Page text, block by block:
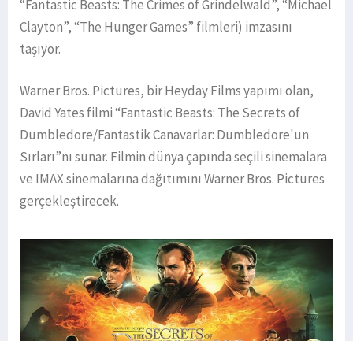
“Fantastic Beasts: The Crimes of Grindelwald”, “Michael
Clayton”, “The Hunger Games” filmleri) imzasını
taşıyor.
Warner Bros. Pictures, bir Heyday Films yapımı olan,
David Yates filmi “Fantastic Beasts: The Secrets of
Dumbledore/Fantastik Canavarlar: Dumbledore'un
Sırları”nı sunar. Filmin dünya çapında seçili sinemalara
ve IMAX sinemalarına dağıtımını Warner Bros. Pictures
gerçekleştirecek.